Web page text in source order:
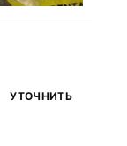
УТОЧНИТЬ